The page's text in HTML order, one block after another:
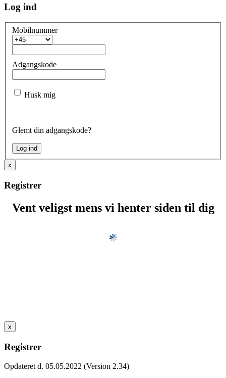
Log ind
Mobilnummer
Adgangskode
Husk mig
Glemt din adgangskode?
x
Registrer
Vent veligst mens vi henter siden til dig
x
Registrer
Opdateret d. 05.05.2022 (Version 2.34)